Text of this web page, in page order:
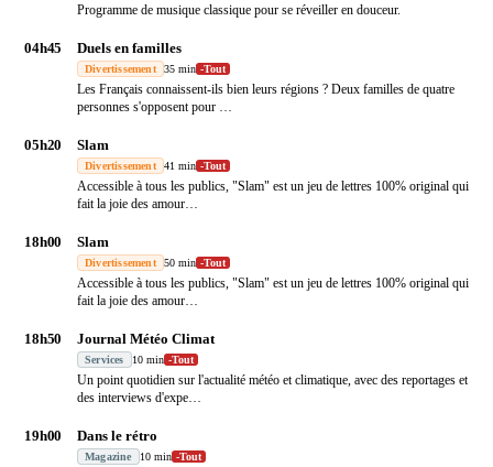
Programme de musique classique pour se réveiller en douceur.
04h45 Duels en familles
Divertissement 35 min -Tout
Les Français connaissent-ils bien leurs régions ? Deux familles de quatre
personnes s'opposent pour …
05h20 Slam
Divertissement 41 min -Tout
Accessible à tous les publics, "Slam" est un jeu de lettres 100% original qui
fait la joie des amour…
18h00 Slam
Divertissement 50 min -Tout
Accessible à tous les publics, "Slam" est un jeu de lettres 100% original qui
fait la joie des amour…
18h50 Journal Météo Climat
Services 10 min -Tout
Un point quotidien sur l'actualité météo et climatique, avec des reportages et
des interviews d'expe…
19h00 Dans le rétro
Magazine 10 min -Tout